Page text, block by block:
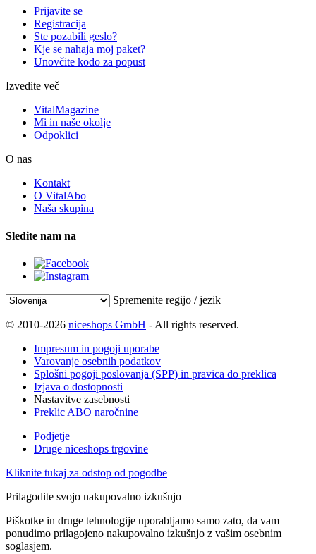
Prijavite se
Registracija
Ste pozabili geslo?
Kje se nahaja moj paket?
Unovčite kodo za popust
Izvedite več
VitalMagazine
Mi in naše okolje
Odpoklici
O nas
Kontakt
O VitalAbo
Naša skupina
Sledite nam na
Spremenite regijo / jezik
© 2010-2026 niceshops GmbH - All rights reserved.
Impresum in pogoji uporabe
Varovanje osebnih podatkov
Splošni pogoji poslovanja (SPP) in pravica do preklica
Izjava o dostopnosti
Nastavitve zasebnosti
Preklic ABO naročnine
Podjetje
Druge niceshops trgovine
Kliknite tukaj za odstop od pogodbe
Prilagodite svojo nakupovalno izkušnjo
Piškotke in druge tehnologije uporabljamo samo zato, da vam
ponudimo prilagojeno nakupovalno izkušnjo z vašim osebnim
soglasjem.